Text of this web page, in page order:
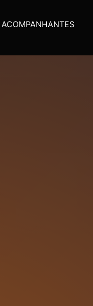
ACOMPANHANTES